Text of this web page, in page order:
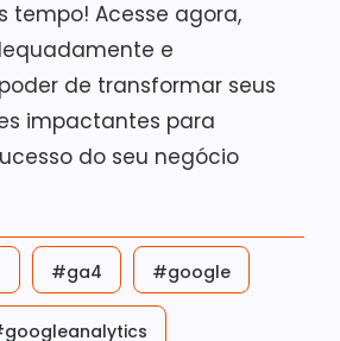
tempo! Acesse agora,
e
de transformar seus
impactantes para
do seu negócio
#ga4 #google